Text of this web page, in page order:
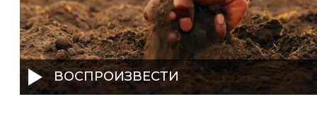
ВОСПРОИЗВЕСТИ